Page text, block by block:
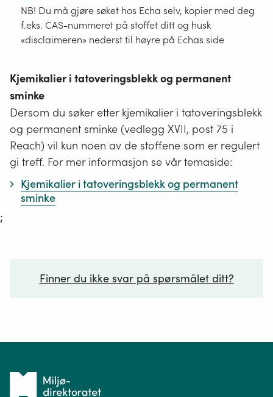
NB! Du må gjøre søket hos Echa selv, kopier med deg
f.eks. CAS-nummeret på stoffet ditt og husk
«disclaimeren» nederst til høyre på Echas side
Kjemikalier i tatoveringsblekk og permanent
sminke
Dersom du søker etter kjemikalier i tatoveringsblekk
og permanent sminke (vedlegg XVII, post 75 i
Reach) vil kun noen av de stoffene som er regulert
gi treff. For mer informasjon se vår temaside:
Kjemikalier i tatoveringsblekk og permanent
sminke
;
Finner du ikke svar på spørsmålet ditt?
Tilbake